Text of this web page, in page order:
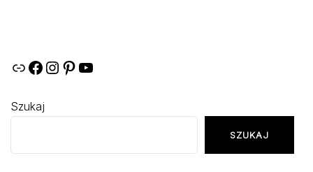
LinkFacebook
Instagram
Pinterest
YouTube
Szukaj
SZUKAJ